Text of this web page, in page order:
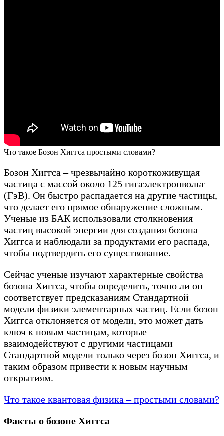
Что такое Бозон Хиггса простыми словами?
Бозон Хиггса – чрезвычайно короткоживущая
частица с массой около 125 гигаэлектронвольт
(ГэВ). Он быстро распадается на другие частицы,
что делает его прямое обнаружение сложным.
Ученые из БАК использовали столкновения
частиц высокой энергии для создания бозона
Хиггса и наблюдали за продуктами его распада,
чтобы подтвердить его существование.
Сейчас ученые изучают характерные свойства
бозона Хиггса, чтобы определить, точно ли он
соответствует предсказаниям Стандартной
модели физики элементарных частиц. Если бозон
Хиггса отклоняется от модели, это может дать
ключ к новым частицам, которые
взаимодействуют с другими частицами
Стандартной модели только через бозон Хиггса, и
таким образом привести к новым научным
открытиям.
Что такое квантовая физика – простыми словами?
Факты о бозоне Хиггса